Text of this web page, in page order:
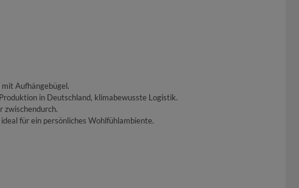
Aufhängebügel.
in Deutschland, klimabewusste Logistik.
zwischendurch.
für ein persönliches Wohlfühlambiente.